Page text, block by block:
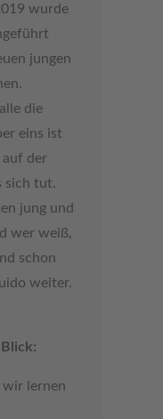
wurde
jungen
die
eins ist
der
sich tut.
jung und
wer weiß,
schon
weiter.
wir lernen